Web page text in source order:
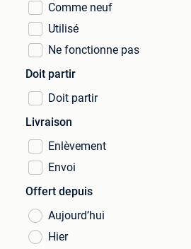
Comme neuf
Utilisé
Ne fonctionne pas
Doit partir
Doit partir
Livraison
Enlèvement
Envoi
Offert depuis
Aujourd’hui
Hier